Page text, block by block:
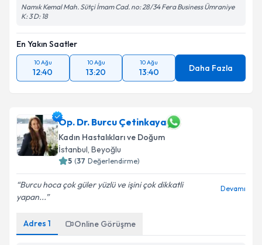
Namık Kemal Mah. Sütçi İmam Cad. no: 28/34 Fera Business Ümraniye
K: 3 D: 18
En Yakın Saatler
10 Ağu
12:40
10 Ağu
13:20
10 Ağu
13:40 Daha Fazla
Op. Dr. Burcu Çetinkaya
Kadın Hastalıkları ve Doğum
İstanbul, Beyoğlu
5 (37 Değerlendirme)
Burcu hoca çok güler yüzlü ve işini çok dikkatli
yapan...
Devamı
Adres 1 Online Görüşme